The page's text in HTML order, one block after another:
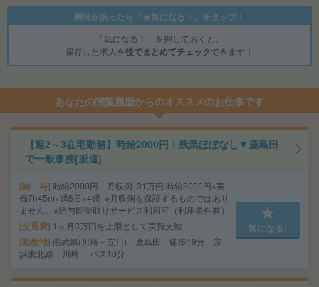
興味があったら「★気になる！」をタップ！
「気になる！」を押しておくと、
保存した求人を後でまとめてチェックできます！
あなたの閲覧履歴からのオススメのお仕事です
【週2～3在宅勤務】時給2000円！残業ほぼなし▼鹿島田
で一般事務[派遣]
給 与 時給2000円 月収例 31万円 時給2000円×実
働7h45m×週5日×4週 ※月収例を保証するものではあり
ません。※給与即受取りサービス利用可（利用条件有）
交通費 1ヶ月3万円を上限として実費支給
勤務地 南武線(川崎－立川) 鹿島田 徒歩19分 京
浜東北線 川崎 バス10分
気になる!